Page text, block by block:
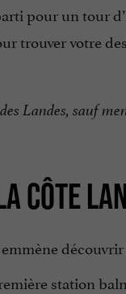
pour un tour
trouver votre
Landes, sauf
CÔTE
découvrir
station